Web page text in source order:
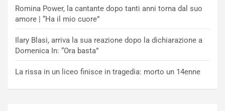
Romina Power, la cantante dopo tanti anni torna dal suo
amore | “Ha il mio cuore”
Ilary Blasi, arriva la sua reazione dopo la dichiarazione a
Domenica In: “Ora basta”
La rissa in un liceo finisce in tragedia: morto un 14enne